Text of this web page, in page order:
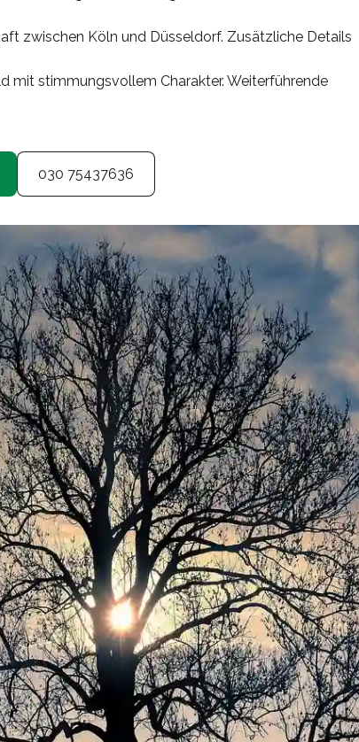
zwischen Köln und Düsseldorf. Zusätzliche Details
mit stimmungsvollem Charakter. Weiterführende
030 75437636